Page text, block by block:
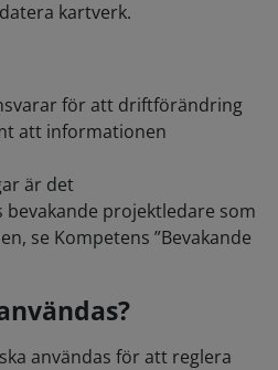
kartverk.
för att driftförändring
att informationen
är det
projektledare som
se Kompetens ”Bevakande
användas för att reglera